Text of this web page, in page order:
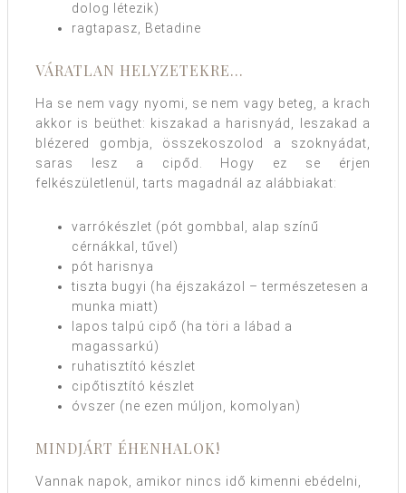
dolog létezik)
ragtapasz, Betadine
VÁRATLAN HELYZETEKRE…
Ha se nem vagy nyomi, se nem vagy beteg, a krach
akkor is beüthet: kiszakad a harisnyád, leszakad a
blézered gombja, összekoszolod a szoknyádat,
saras lesz a cipőd. Hogy ez se érjen
felkészületlenül, tarts magadnál az alábbiakat:
varrókészlet (pót gombbal, alap színű
cérnákkal, tűvel)
pót harisnya
tiszta bugyi (ha éjszakázol – természetesen a
munka miatt)
lapos talpú cipő (ha töri a lábad a
magassarkú)
ruhatisztító készlet
cipőtisztító készlet
óvszer (ne ezen múljon, komolyan)
MINDJÁRT ÉHENHALOK!
Vannak napok, amikor nincs idő kimenni ebédelni,